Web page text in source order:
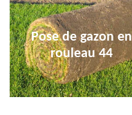
Pose de gazon en
rouleau 44